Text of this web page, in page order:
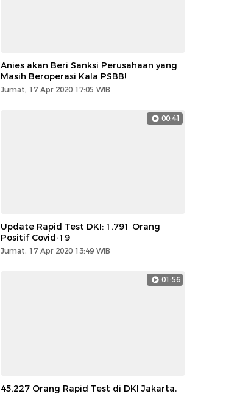
Anies akan Beri Sanksi Perusahaan yang
Masih Beroperasi Kala PSBB!
Jumat, 17 Apr 2020 17:05 WIB
00:41
Update Rapid Test DKI: 1.791 Orang
Positif Covid-19
Jumat, 17 Apr 2020 13:49 WIB
01:56
45.227 Orang Rapid Test di DKI Jakarta,